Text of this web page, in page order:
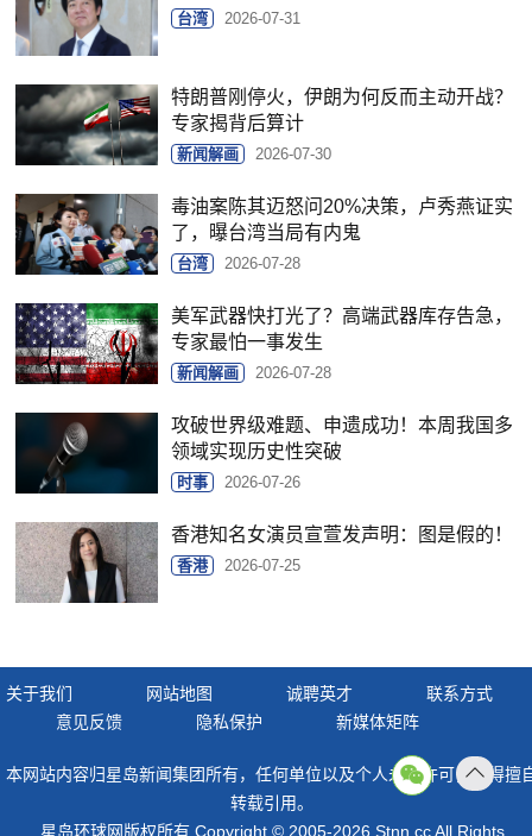
台湾 2026-07-31
特朗普刚停火，伊朗为何反而主动开战？
专家揭背后算计
新闻解画 2026-07-30
毒油案陈其迈怒问20%决策，卢秀燕证实
了，曝台湾当局有内鬼
台湾 2026-07-28
美军武器快打光了？高端武器库存告急，
专家最怕一事发生
新闻解画 2026-07-28
攻破世界级难题、申遗成功！本周我国多
领域实现历史性突破
时事 2026-07-26
香港知名女演员宣萱发声明：图是假的！
香港 2026-07-25
关于我们 网站地图 诚聘英才
联系方式
意见反馈
隐私保护 新媒体矩阵
本网站内容归星岛新闻集团所有，任何单位以及个人未经许可，不得擅
转载引用。
星岛环球网版权所有 Copyright © 2005-2026 Stnn.cc All Rights
顶部